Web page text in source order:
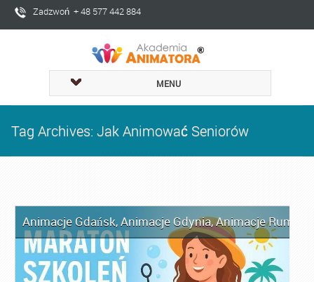
Zadzwoń + 48 577 442 884
MENU
Tag Archives: Jak Animować Seniorów
Animacje Gdańsk,Animacje Gdynia,Animacje Rumia